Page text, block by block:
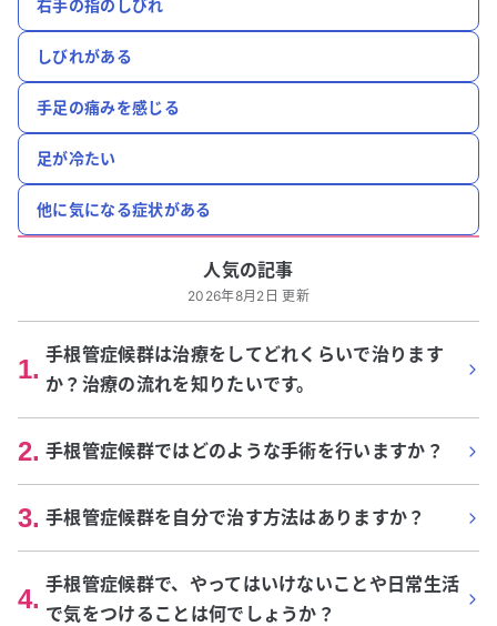
右手の指のしびれ
しびれがある
手足の痛みを感じる
足が冷たい
他に気になる症状がある
人気の記事
2026年8月2日 更新
1. 手根管症候群は治療をしてどれくらいで治ります
か？治療の流れを知りたいです。
2. 手根管症候群ではどのような手術を行いますか？
3. 手根管症候群を自分で治す方法はありますか？
4. 手根管症候群で、やってはいけないことや日常生活
で気をつけることは何でしょうか？